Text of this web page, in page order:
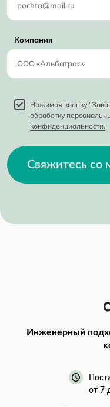
Компания
Нажимая кнопку
обработку
конфиденциальности.
Свяжитесь со
Инженерный
от 7